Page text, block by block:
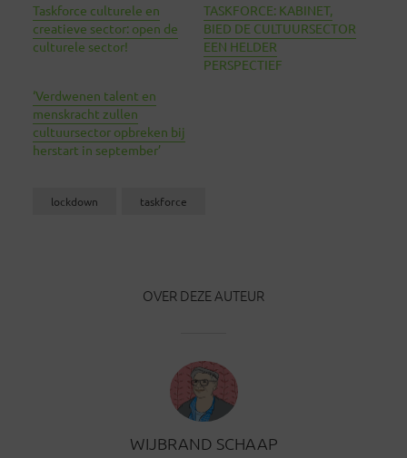
Taskforce culturele en
creatieve sector: open de
culturele sector!
TASKFORCE: KABINET,
BIED DE CULTUURSECTOR
EEN HELDER
PERSPECTIEF
‘Verdwenen talent en
menskracht zullen
cultuursector opbreken bij
herstart in september’
lockdown taskforce
OVER DEZE AUTEUR
WIJBRAND SCHAAP